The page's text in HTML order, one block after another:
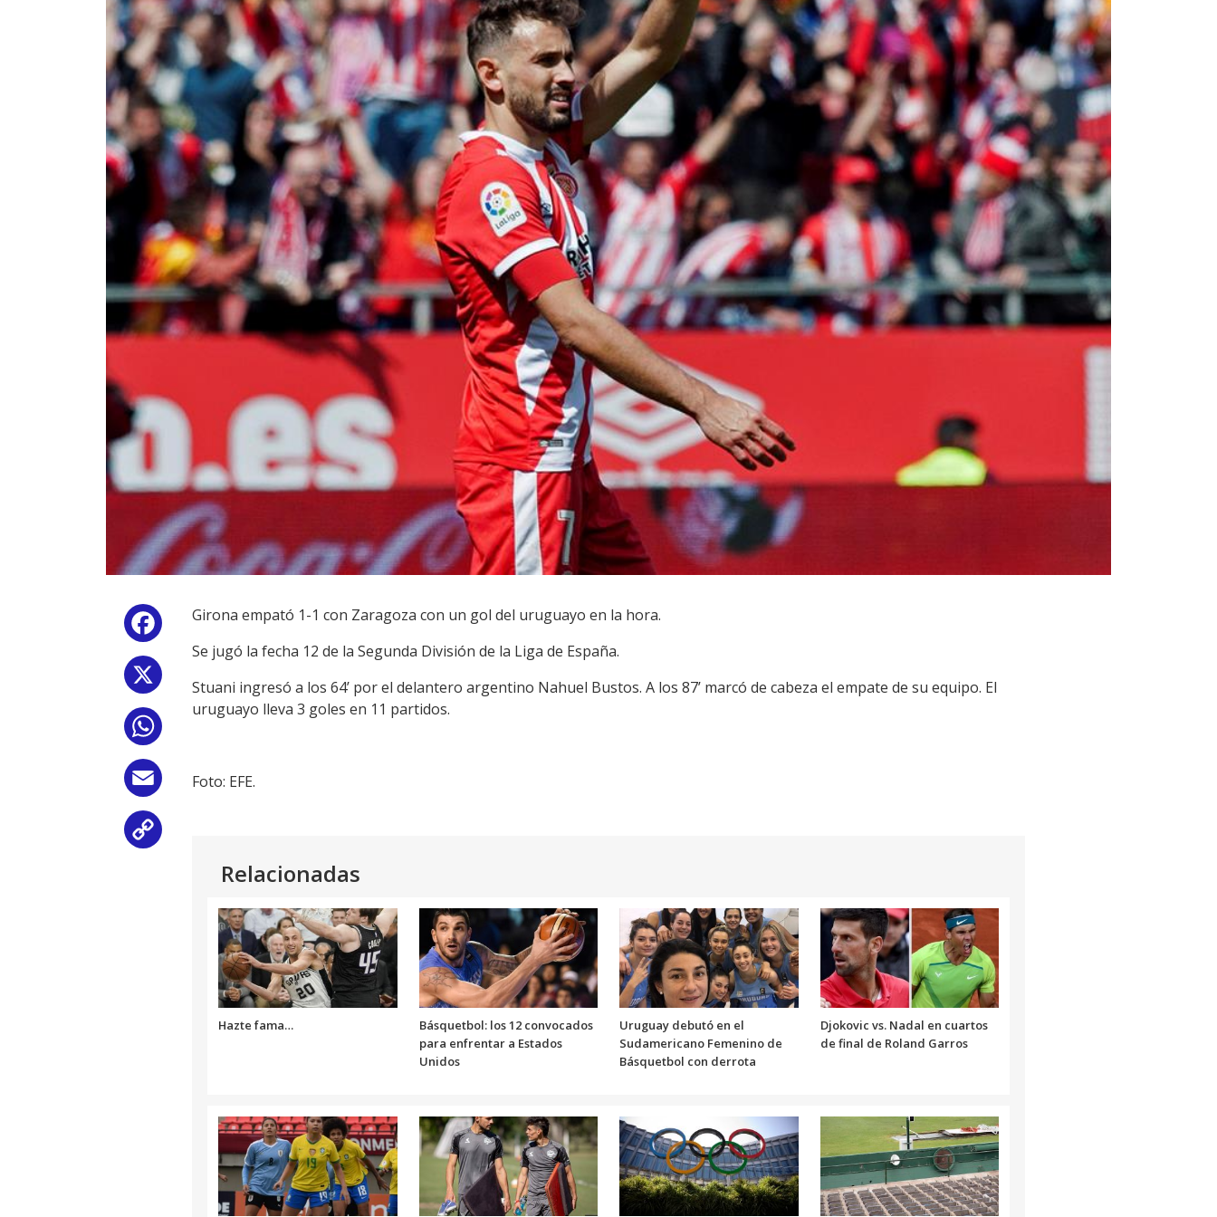
Facebook
Email
Girona empató 1-1 con Zaragoza con un gol del uruguayo en la hora.
Se jugó la fecha 12 de la Segunda División de la Liga de España.
Stuani ingresó a los 64’ por el delantero argentino Nahuel Bustos. A los 87’ marcó de cabeza el empate de su equipo. El
uruguayo lleva 3 goles en 11 partidos.
Foto: EFE.
Relacionadas
Hazte fama…
Básquetbol: los 12 convocados
para enfrentar a Estados
Unidos
Uruguay debutó en el
Sudamericano Femenino de
Básquetbol con derrota
Djokovic vs. Nadal en cuartos
de final de Roland Garros